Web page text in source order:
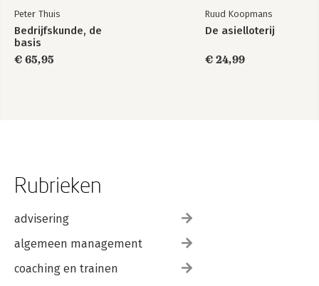
Peter Thuis
Bedrijfskunde, de
basis
€ 65,95
Ruud Koopmans
De asielloterij
€ 24,99
Rubrieken
advisering
algemeen management
coaching en trainen